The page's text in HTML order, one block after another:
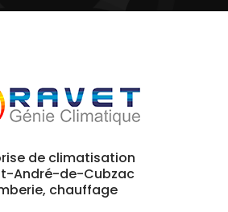
de climatisation
André-de-Cubzac
chauffage